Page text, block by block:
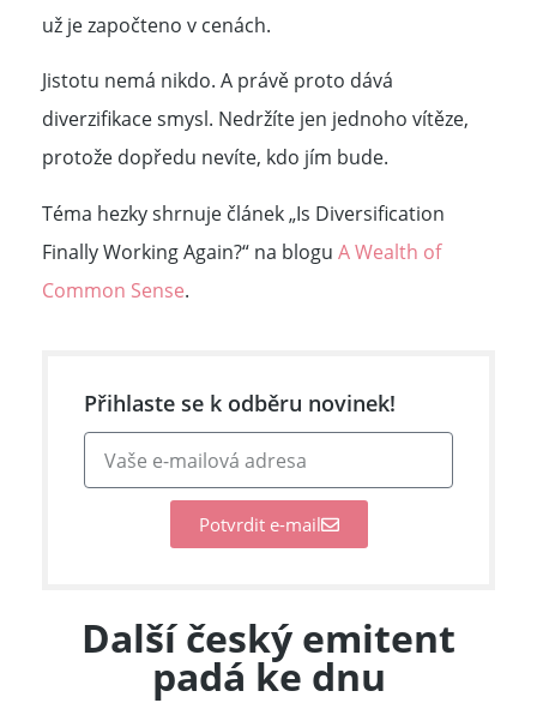
už je započteno v cenách.
Jistotu nemá nikdo. A právě proto dává
diverzifikace smysl. Nedržíte jen jednoho vítěze,
protože dopředu nevíte, kdo jím bude.
Téma hezky shrnuje článek „Is Diversification
Finally Working Again?“ na blogu A Wealth of
Common Sense.
Přihlaste se k odběru novinek!
Potvrdit e-mail
Další český emitent
padá ke dnu